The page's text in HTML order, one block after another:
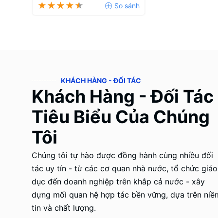
KHÁCH HÀNG - ĐỐI TÁC
Khách Hàng - Đối Tác
Tiêu Biểu Của Chúng
Tôi
Chúng tôi tự hào được đồng hành cùng nhiều đối
tác uy tín - từ các cơ quan nhà nước, tổ chức giáo
dục đến doanh nghiệp trên khắp cả nước - xây
dựng mối quan hệ hợp tác bền vững, dựa trên
tin và chất lượng.